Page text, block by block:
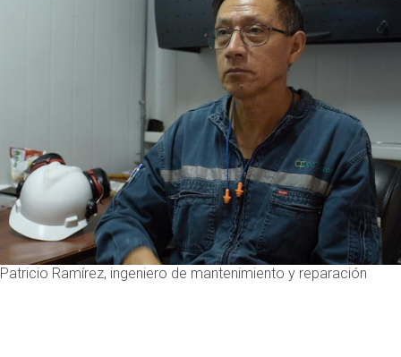
Patricio Ramírez, ingeniero de mantenimiento y reparación